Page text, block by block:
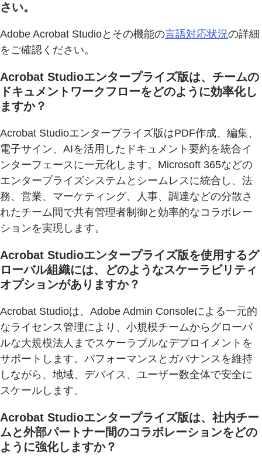
さい。
Adobe Acrobat Studioとその機能の言語対応状況の詳細
をご確認ください。
Acrobat Studioエンタープライズ版は、チームの
ドキュメントワークフローをどのように効率化し
ますか？
Acrobat Studioエンタープライズ版はPDF作成、編集、
電子サイン、AIを活用したドキュメント要約を統合イ
ンターフェースに一元化します。Microsoft 365などの
エンタープライズシステムとシームレスに統合し、法
務、営業、マーケティング、人事、調達などの分散さ
れたチーム間で共有管理者制御と効率的なコラボレー
ションを実現します。
Acrobat Studioエンタープライズ版を使用するグ
ローバル組織には、どのようなスケーラビリティ
オプションがありますか？
Acrobat Studioは、Adobe Admin Consoleによる一元的
なライセンス管理により、小規模チームからグローバ
ルな大規模法人までスケーラブルなデプロイメントを
サポートします。パフォーマンスとガバナンスを維持
しながら、地域、デバイス、ユーザー数全体で安全に
スケールします。
Acrobat Studioエンタープライズ版は、社内チー
ムと外部パートナー間のコラボレーションをどの
ように強化しますか？